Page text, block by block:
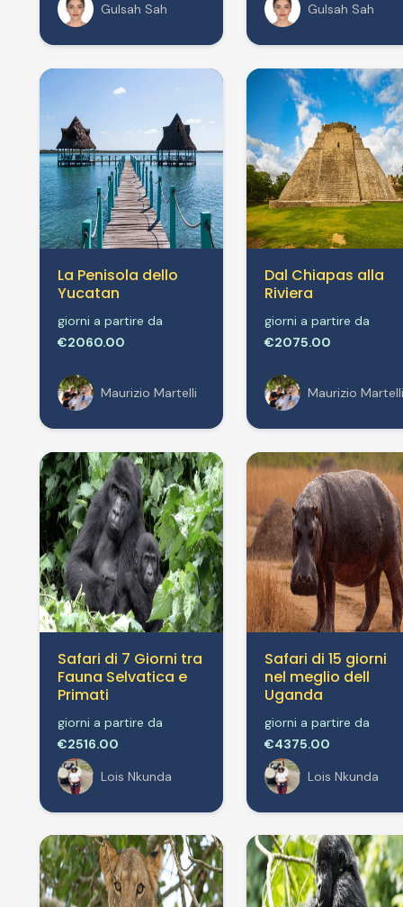
Gulsah Sah
Gulsah Sah
La Penisola dello
Yucatan
giorni a partire da
€2060.00
Maurizio Martelli
Dal Chiapas alla
Riviera
giorni a partire da
€2075.00
Maurizio Martelli
Safari di 7 Giorni tra
Fauna Selvatica e
Primati
giorni a partire da
€2516.00
Lois Nkunda
Safari di 15 giorni
nel meglio dell
Uganda
giorni a partire da
€4375.00
Lois Nkunda